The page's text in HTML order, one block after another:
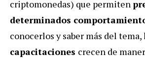
criptomonedas) que permiten
determinados
conocerlos y saber más del tema,
capacitaciones crecen de